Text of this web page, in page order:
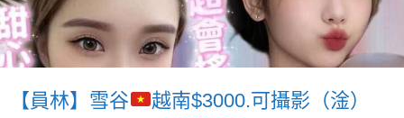
【員林】雪谷 越南$3000.可攝影（淦）